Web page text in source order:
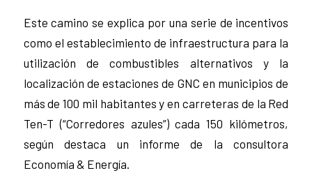
Este camino se explica por una serie de incentivos
como el establecimiento de infraestructura para la
utilización de combustibles alternativos y la
localización de estaciones de GNC en municipios de
más de 100 mil habitantes y en carreteras de la Red
Ten-T (“Corredores azules”) cada 150 kilómetros,
según destaca un informe de la consultora
Economía & Energía.